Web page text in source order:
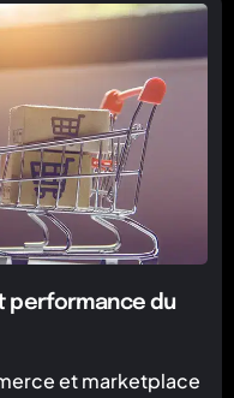
performance du
et marketplace